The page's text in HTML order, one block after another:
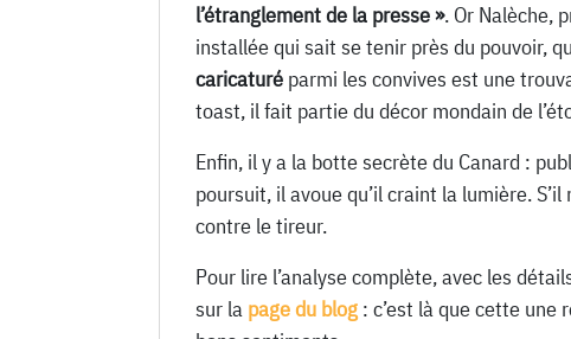
l’étranglement de la presse ». Or Nalèche,
installée qui sait se tenir près du pouvoir,
caricaturé parmi les convives est une
toast, il fait partie du décor mondain de
Enfin, il y a la botte secrète du Canard :
poursuit, il avoue qu’il craint la lumière.
contre le tireur.
Pour lire l’analyse complète, avec les
sur la page du blog : c’est là que cette une